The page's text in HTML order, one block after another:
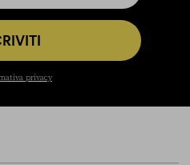
privacy